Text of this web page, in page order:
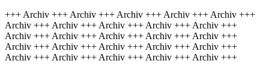
+++ Archiv +++ Archiv +++ Archiv +++ Archiv +++ Archiv +++
Archiv +++ Archiv +++ Archiv +++ Archiv +++ Archiv +++
Archiv +++ Archiv +++ Archiv +++ Archiv +++ Archiv +++
Archiv +++ Archiv +++ Archiv +++ Archiv +++ Archiv +++
Archiv +++ Archiv +++ Archiv +++ Archiv +++ Archiv +++